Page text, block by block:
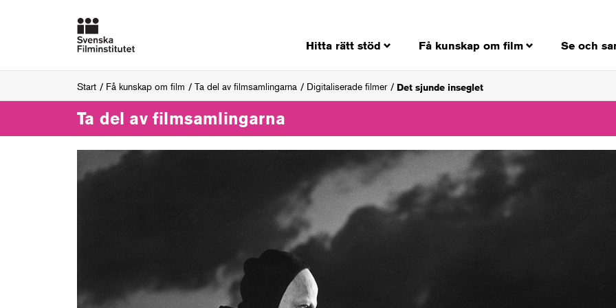
Hitta rätt stöd Få kunskap om film Se och
Start Få kunskap om film Ta del av filmsamlingarna Digitaliserade filmer Det sjunde inseglet
Ta del av filmsamlingarna